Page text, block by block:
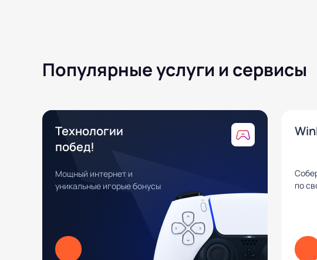
Популярные услуги и сервисы
Технологии
побед!
Мощный интернет и
уникальные игорые бонусы
по